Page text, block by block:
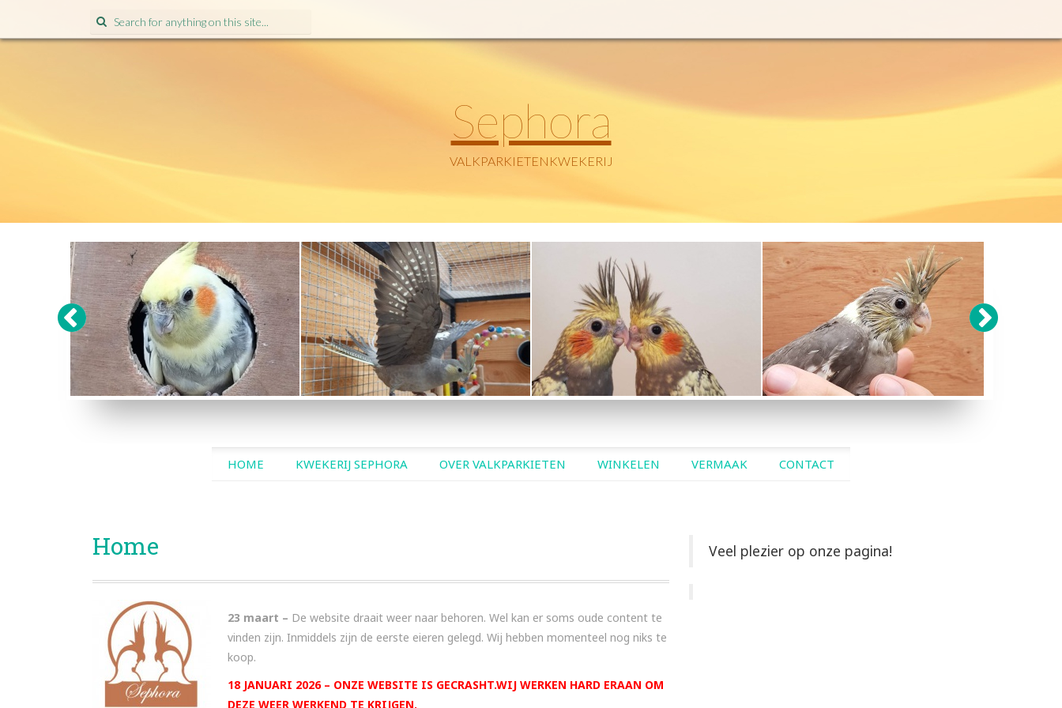
Search
for:
Sephora
VALKPARKIETENKWEKERIJ
SKIP
HOME KWEKERIJ SEPHORA OVER VALKPARKIETEN WINKELEN VERMAAK CONTACT
Home
23 maart – De website draait weer naar behoren. Wel kan er soms oude content te
vinden zijn. Inmiddels zijn de eerste eieren gelegd. Wij hebben momenteel nog niks te
koop.
18 JANUARI 2026 – ONZE WEBSITE IS GECRASHT.WIJ WERKEN HARD ERAAN OM
DEZE WEER WERKEND TE KRIJGEN.
Veel plezier op onze pagina!